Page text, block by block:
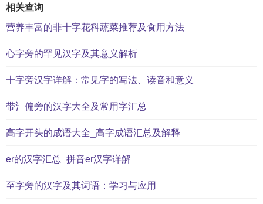
相关查询
营养丰富的非十字花科蔬菜推荐及食用方法
心字旁的罕见汉字及其意义解析
十字旁汉字详解：常见字的写法、读音和意义
带氵偏旁的汉字大全及常用字汇总
高字开头的成语大全_高字成语汇总及解释
er的汉字汇总_拼音er汉字详解
至字旁的汉字及其词语：学习与应用